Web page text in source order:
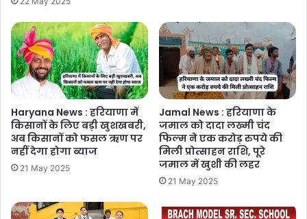
Haryana News : हरियाणा में
किसानों के लिए बड़ी खुशखबरी,
अब किसानों को फसल ऋण पर
नहीं देगा होगा ब्याज
21 May 2025
Jamal News : हरियाणा के
जमाल को दादा लख्मी चंद
फिल्म ने एक करोड़ रुपये की
मिली प्रोत्साहन राशि, पूरे
जमाल में खुशी की लहर
21 May 2025